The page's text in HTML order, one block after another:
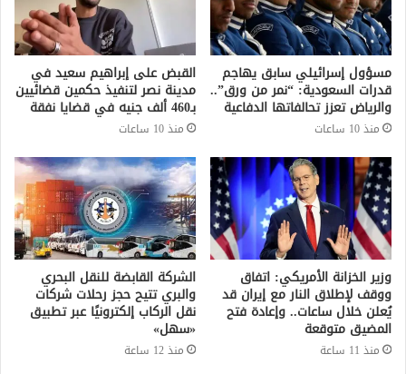
مسؤول إسرائيلي سابق يهاجم
قدرات السعودية: “نمر من ورق”..
والرياض تعزز تحالفاتها الدفاعية
منذ 10 ساعات
القبض على إبراهيم سعيد في
مدينة نصر لتنفيذ حكمين قضائيين
بـ460 ألف جنيه في قضايا نفقة
منذ 10 ساعات
وزير الخزانة الأمريكي: اتفاق
ووقف لإطلاق النار مع إيران قد
يُعلن خلال ساعات.. وإعادة فتح
المضيق متوقعة
منذ 11 ساعة
الشركة القابضة للنقل البحري
والبري تتيح حجز رحلات شركات
نقل الركاب إلكترونيًا عبر تطبيق
«سهل»
منذ 12 ساعة